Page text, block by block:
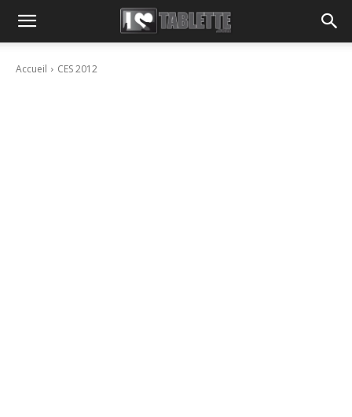
Accueil CES 2012